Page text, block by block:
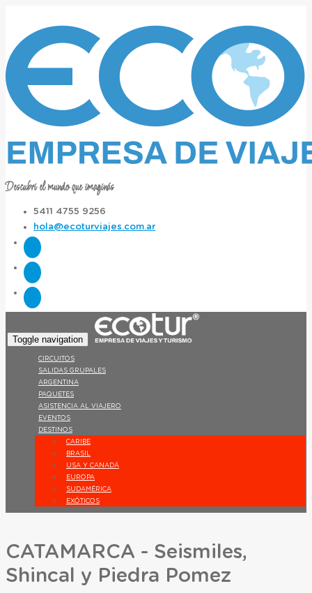
Descubrí el mundo que imaginás
5411 4755 9256
hola@ecoturviajes.com.ar
Toggle navigation
CIRCUITOS
SALIDAS GRUPALES
ARGENTINA
PAQUETES
ASISTENCIA AL VIAJERO
EVENTOS
DESTINOS
CARIBE
BRASIL
USA Y CANADÁ
EUROPA
SUDAMÉRICA
EXÓTICOS
CATAMARCA - Seismiles,
Shincal y Piedra Pomez